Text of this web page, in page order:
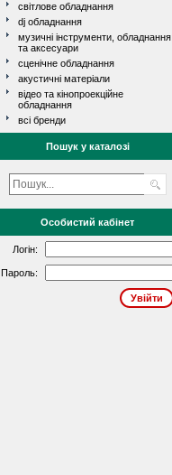
світлове обладнання
dj обладнання
музичні інструменти, обладнання
та аксесуари
сценічне обладнання
акустичні матеріали
відео та кінопроекційне
обладнання
всі бренди
Пошук у каталозі
Особистий кабінет
Логін:
Пароль: